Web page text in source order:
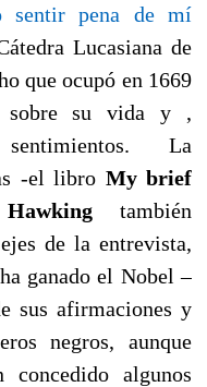
sentir pena de mí
Lucasiana de
que ocupó en 1669
sobre su vida y ,
La
-el libro My brief
Hawking también
de la entrevista,
ganado el Nobel –
sus afirmaciones y
negros, aunque
algunos